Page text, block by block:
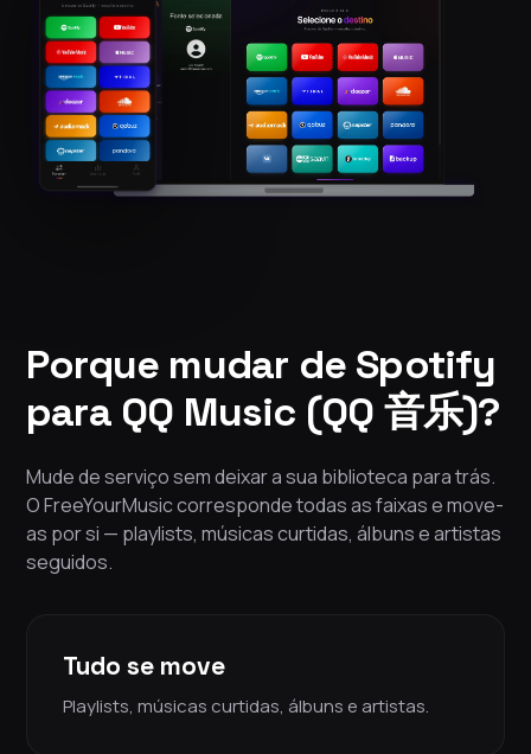
Porque mudar de Spotify
para QQ Music (QQ 音乐)?
Mude de serviço sem deixar a sua biblioteca para trás.
O FreeYourMusic corresponde todas as faixas e move-
as por si — playlists, músicas curtidas, álbuns e artistas
seguidos.
Tudo se move
Playlists, músicas curtidas, álbuns e artistas.